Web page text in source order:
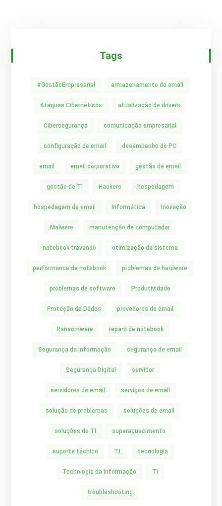
Tags
#GestãoEmpresarial armazenamento de email
Ataques Cibernéticos atualização de drivers
Cibersegurança comunicação empresarial
configuração de email desempenho do PC
email email corporativo gestão de email
gestão de TI Hackers hospedagem
hospedagem de email Informática Inovação
Malware manutenção de computador
notebook travando otimização de sistema
performance de notebook problemas de hardware
problemas de software Produtividade
Proteção de Dados provedores de email
Ransomware reparo de notebook
Segurança da Informação segurança de email
Segurança Digital servidor
servidores de email serviços de email
solução de problemas soluções de email
soluções de TI superaquecimento
suporte técnico T.I. tecnologia
Tecnologia da Informação TI
troubleshooting